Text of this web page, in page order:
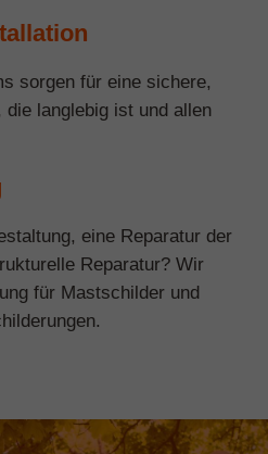
sorgen für eine sichere,
langlebig ist und allen
eine Reparatur der
Reparatur? Wir
für Mastschilder und